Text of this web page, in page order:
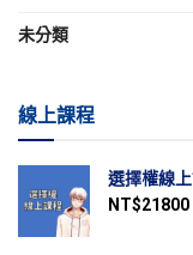
未分類
線上課程
選擇權線
NT$21800